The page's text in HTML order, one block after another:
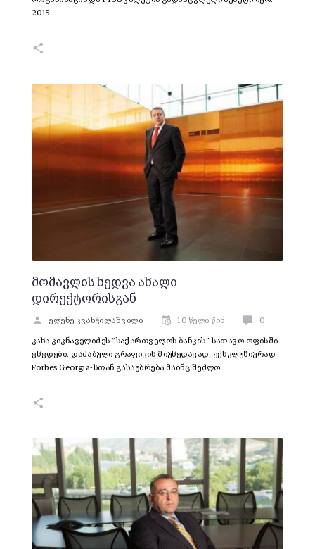
2015…
მომავლის ხედვა ახალი
დირექტორისგან
ელენე კვანჭილაშვილი 10 წელი წინ 0
კახა კიკნაველიძეს “საქართველოს ბანკის” სათავო ოფისში
ვხვდები. დაძაბული გრაფიკის მიუხედავად, ექსკლუზიურად
Forbes Georgia-სთან გასაუბრება მაინც შეძლო.